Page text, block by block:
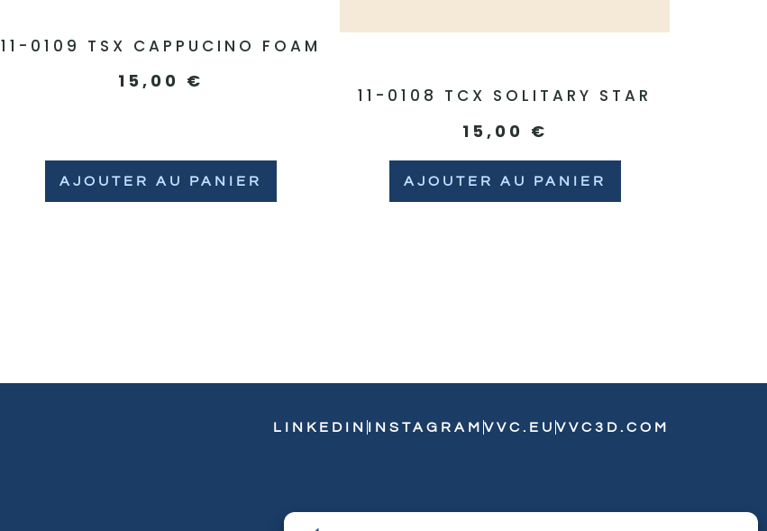
11-0109 TSX CAPPUCINO FOAM
15,00 €
AJOUTER AU PANIER
11-0108 TCX SOLITARY STAR
15,00 €
AJOUTER AU PANIER
LINKEDIN INSTAGRAM VVC.EU VVC3D.COM